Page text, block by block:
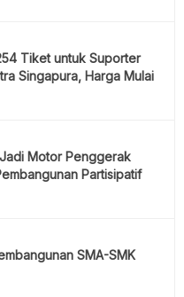
Tiket untuk Suporter
Singapura, Harga Mulai
Motor Penggerak
Partisipatif
SMA-SMK